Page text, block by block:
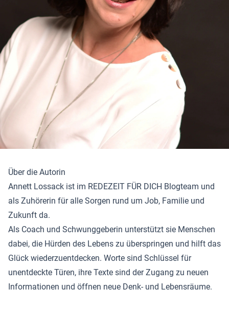
Über die Autorin
Annett Lossack ist im REDEZEIT FÜR DICH Blogteam und
als Zuhörerin für alle Sorgen rund um Job, Familie und
Zukunft da.
Als Coach und Schwunggeberin unterstützt sie Menschen
dabei, die Hürden des Lebens zu überspringen und hilft das
Glück wiederzuentdecken. Worte sind Schlüssel für
unentdeckte Türen, ihre Texte sind der Zugang zu neuen
Informationen und öffnen neue Denk- und Lebensräume.